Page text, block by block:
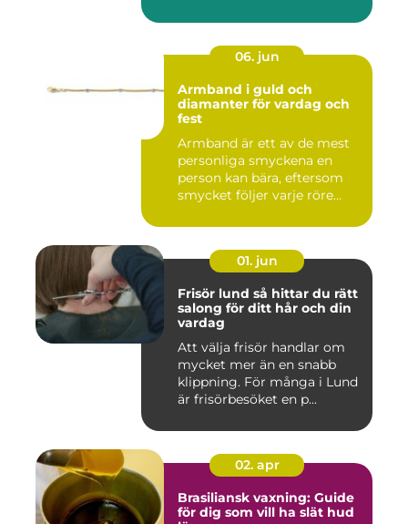
06. jun
Armband i guld och
diamanter för vardag och
fest
Armband är ett av de mest
personliga smyckena en
person kan bära, eftersom
smycket följer varje röre...
01. jun
Frisör lund så hittar du rätt
salong för ditt hår och din
vardag
Att välja frisör handlar om
mycket mer än en snabb
klippning. För många i Lund
är frisörbesöket en p...
02. apr
Brasiliansk vaxning: Guide
för dig som vill ha slät hud